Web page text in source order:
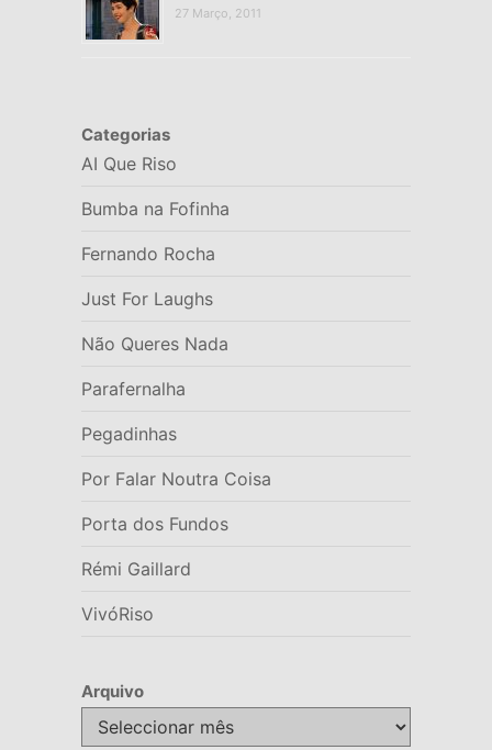
27 Março, 2011
Categorias
AI Que Riso
Bumba na Fofinha
Fernando Rocha
Just For Laughs
Não Queres Nada
Parafernalha
Pegadinhas
Por Falar Noutra Coisa
Porta dos Fundos
Rémi Gaillard
VivóRiso
Arquivo
Arquivo